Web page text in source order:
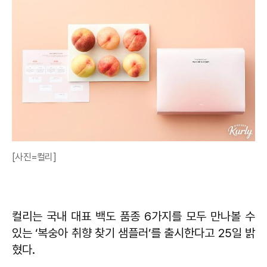
[사진=컬리]
컬리는 국내 대표 백도 품종 6가지를 모두 만나볼 수
있는 ‘복숭아 취향 찾기 샘플러’를 출시한다고 25일 밝
혔다.